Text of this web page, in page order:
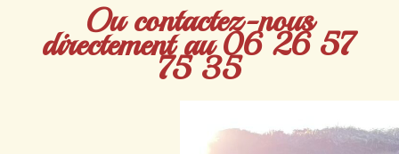
Ou contactez-nous
directement au06 26 57
75 35